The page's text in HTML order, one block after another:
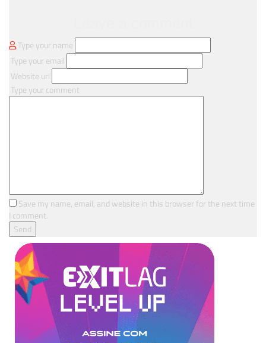
Type your name
Type your email
Website url
Type your comment
Save my name, email, and website in this browser for the next time
I comment.